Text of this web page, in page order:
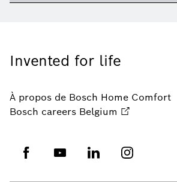
Invented for life
À propos de Bosch Home Comfort
Bosch careers Belgium